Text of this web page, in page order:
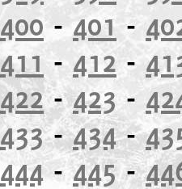
400-401 -
411 - 412 -
422-423-
433-434-
444-445-